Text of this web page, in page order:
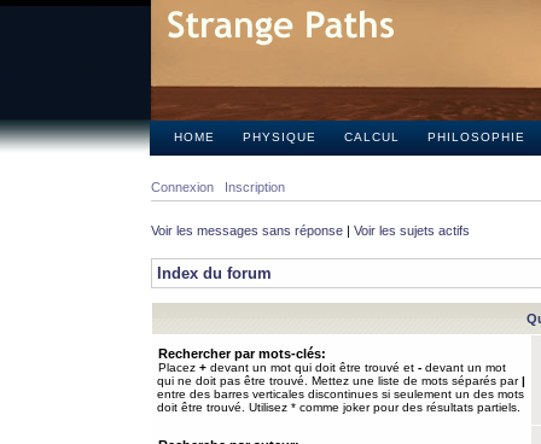
HOME PHYSIQUE CALCUL PHILOSOPHIE
Connexion Inscription
Voir les messages sans réponse | Voir les sujets actifs
Index du forum
Rechercher par mots-clés:
Placez + devant un mot qui doit être trouvé et - devant un mot
qui ne doit pas être trouvé. Mettez une liste de mots séparés par|
entre des barres verticales discontinues si seulement un des mots
doit être trouvé. Utilisez * comme joker pour des résultats partiels.